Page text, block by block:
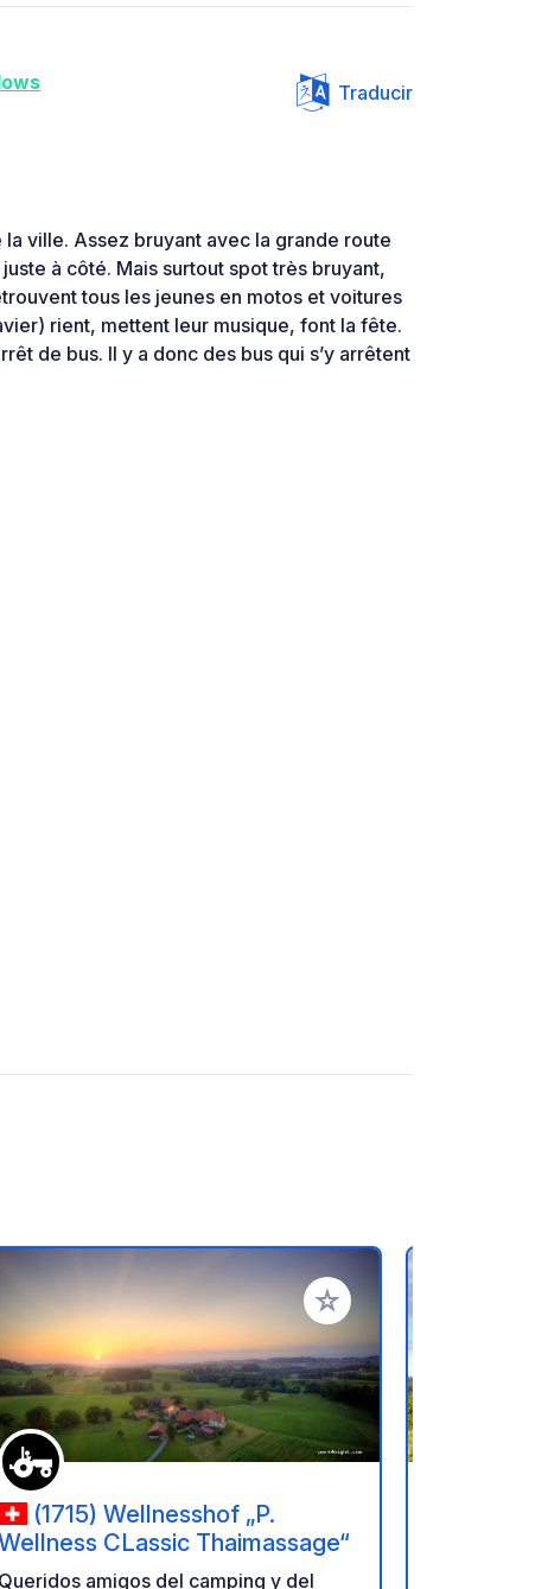
Traducir
ville. Assez bruyant avec la grande route
à côté. Mais surtout spot très bruyant,
tous les jeunes en motos et voitures
rient, mettent leur musique, font la fête.
de bus. Il y a donc des bus qui s’y arrêtent
(1715) Wellnesshof „P.
CLassic Thaimassage“
Queridos amigos del camping y del